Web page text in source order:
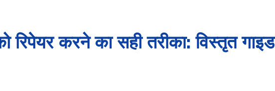
करने का सही तरीका: विस्तृत गाइड